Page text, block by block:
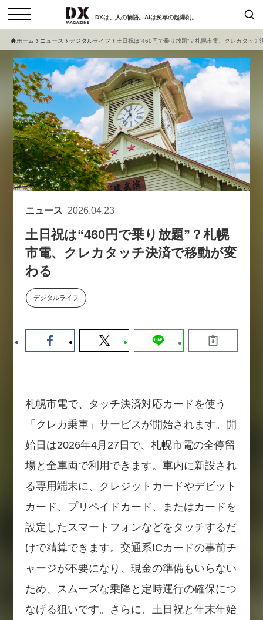
DXは、人の物語。AIは変革の起爆剤。
コラム インタビュー
セミナー ニュース
サービスメニュー 日本オムニチャネル協会
トップページ
特集
動画
サイトマップ
お問い合わせ
個人情報保護法について
採用情報
検索
現在開催予定のセミナー
セミナー
【8/12開催】「イノベーションを
数値化する」～投資される事業の
学ぶ資金調達・巻き込みのリアル
2026-06-10
セミナー
ホーム ニュース デジタルライフ 土日祝は“460円で乗り放題”？札幌市電、クレカタッチ
ニュース 2026.04.23
土日祝は“460円で乗り放題”？札幌
市電、クレカタッチ決済で移動が変
わる
デジタルライフ
札幌市電で、タッチ決済対応カードを使う
「クレカ乗車」サービスが開始されます。開
始日は2026年4月27日で、札幌市電の全停留
場と全車両で利用できます。車内に新設され
る専用端末に、クレジットカードやデビット
カード、プリペイドカード、またはカードを
設定したスマートフォンなどをタッチするだ
けで精算できます。交通系ICカードの事前チ
ャージが不要になり、現金の準備もいらない
ため、スムーズな乗降と定時運行の確保につ
なげる狙いです。さらに、土日祝と年末年始